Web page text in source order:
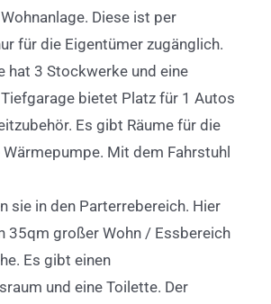
Diese ist per
für die Eigentümer zugänglich.
hat 3 Stockwerke und eine
bietet Platz für 1 Autos
Es gibt Räume für die
Mit dem Fahrstuhl
sie in den Parterrebereich. Hier
35qm großer Wohn / Essbereich
Es gibt einen
und eine Toilette. Der